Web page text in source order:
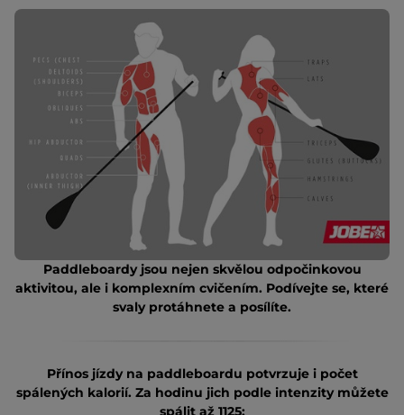
Paddleboardy jsou nejen skvělou odpočinkovou
aktivitou, ale i komplexním cvičením. Podívejte se, které
svaly protáhnete a posílíte.
Přínos jízdy na paddleboardu potvrzuje i počet
spálených kalorií. Za hodinu jich podle intenzity můžete
spálit až 1125: